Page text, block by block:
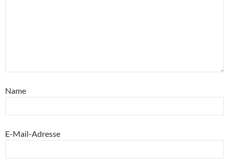
Name
E-Mail-Adresse